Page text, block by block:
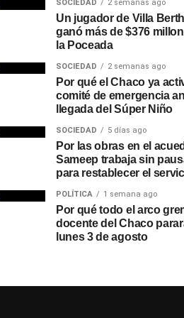
SOCIEDAD 2 semanas ago
Un jugador de Villa
ganó más de $376
la Poceada
SOCIEDAD 2 semanas ago
Por qué el Chaco ya
comité de emergencia
llegada del Súper Niño
SOCIEDAD 5 días ago
Por las obras en el
Sameep trabaja sin
para restablecer el
POLÍTICA 1 semana ago
Por qué todo el arco
docente del Chaco
lunes 3 de agosto